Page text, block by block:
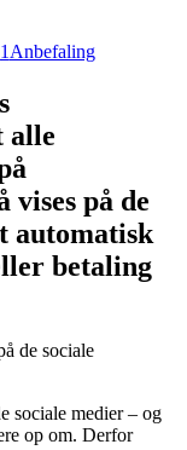
1 Anbefaling
alle
vises på de
automatisk
betaling
sociale medier – og
op om. Derfor